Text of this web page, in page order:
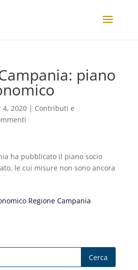
piano
4, 2020| Contributi e
ha pubblicato il piano socio
le cui misure non sono ancora
Regione Campania